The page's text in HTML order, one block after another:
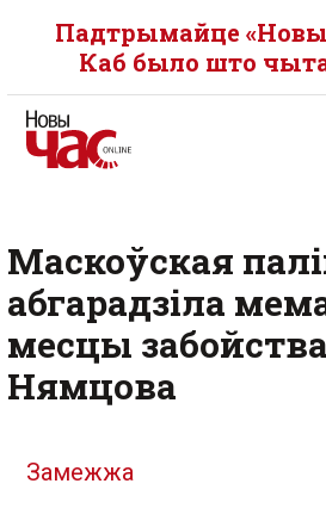
Падтрымайце «Новы
Каб было што
Маскоўская
абгарадзіла
месцы
Нямцова
Замежжа